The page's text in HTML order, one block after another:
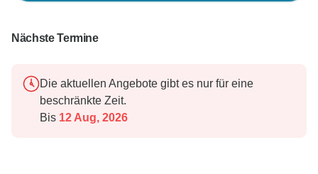
Nächste Termine
Die aktuellen Angebote gibt es nur für eine
beschränkte Zeit.
Bis 12 Aug, 2026